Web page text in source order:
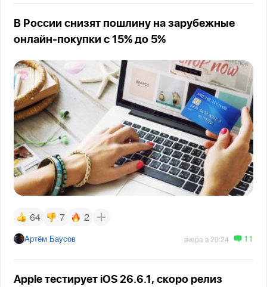
В России снизят пошлину на зарубежные
онлайн-покупки с 15% до 5%
64 7 2
Артём Баусов вчера в 20:24 11
Apple тестирует iOS 26.6.1, скоро релиз